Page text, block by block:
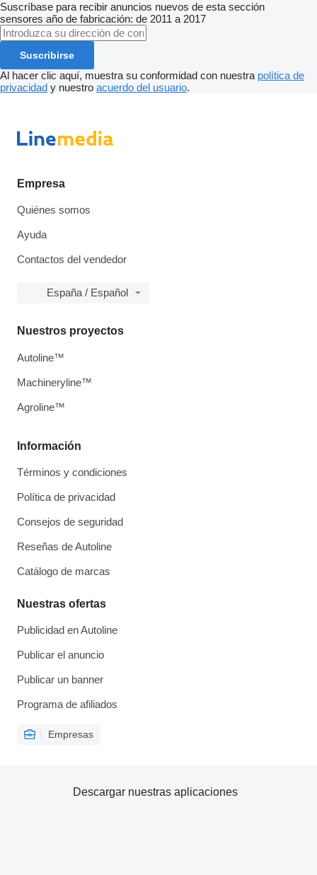
Suscríbase para recibir anuncios nuevos de esta sección
sensores año de fabricación: de 2011 a 2017
Suscribirse
Al hacer clic aquí, muestra su conformidad con nuestra política de
privacidad y nuestro acuerdo del usuario.
Empresa
Quiénes somos
Ayuda
Contactos del vendedor
España / Español
Información
Términos y condiciones
Política de privacidad
Consejos de seguridad
Reseñas de Autoline
Catálogo de marcas
Nuestras ofertas
Publicidad en Autoline
Publicar el anuncio
Publicar un banner
Programa de afiliados
Empresas
Nuestros proyectos
Autoline™
Machineryline™
Agroline™
Descargar nuestras aplicaciones